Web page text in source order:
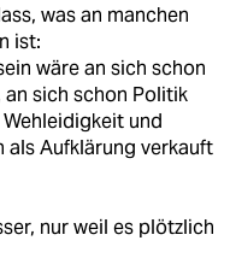
was an manchen
ist:
wäre an sich schon
sich schon Politik
und
als Aufklärung verkauft
nur weil es plötzlich